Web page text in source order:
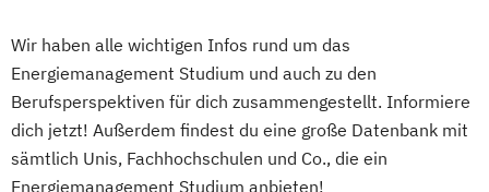
Wirtschaftsingenieur
Wirtschaftskriminalität & Cyber Crime
Wir haben alle wichtigen Infos rund um das
Energiemanagement Studium und auch zu den
Berufsperspektiven für dich zusammengestellt. Informiere
dich jetzt! Außerdem findest du eine große Datenbank mit
sämtlich Unis, Fachhochschulen und Co., die ein
Energiemanagement Studium anbieten!